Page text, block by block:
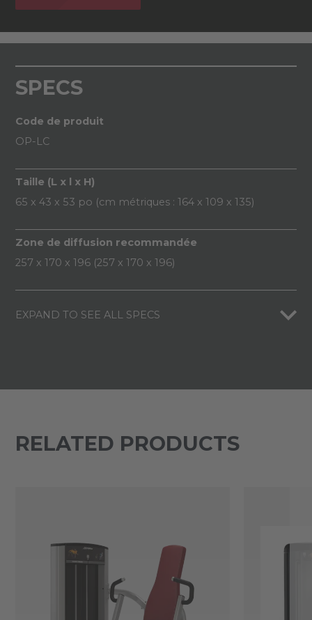
SPECS
Code de produit
OP-LC
Taille (L x l x H)
65 x 43 x 53 po (cm métriques : 164 x 109 x 135)
Zone de diffusion recommandée
257 x 170 x 196 (257 x 170 x 196)
EXPAND TO SEE ALL SPECS
RELATED PRODUCTS